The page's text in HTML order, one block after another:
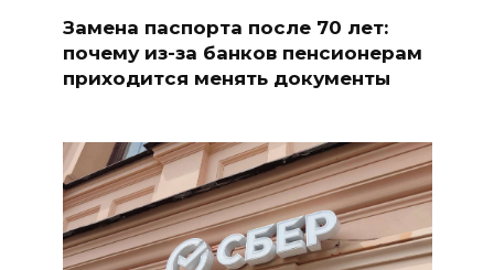
Замена паспорта после 70 лет:
почему из-за банков пенсионерам
приходится менять документы